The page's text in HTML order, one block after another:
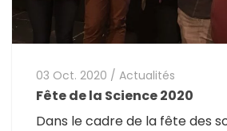
03 Oct. 2020 / Actualités
Fête de la Science 2020
Dans le cadre de la fête des